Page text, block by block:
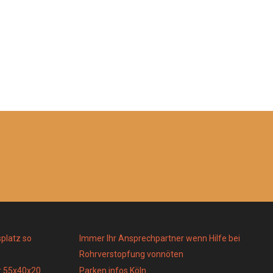
so
55x40x20
Immer Ihr Ansprechpartner wenn Hilfe bei
Rohrverstopfung vonnöten
Parken infos Köln